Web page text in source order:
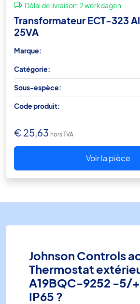
Délai de livraison:2 werkdagen
Transformateur ECT-323
25VA
Marque:
Catégorie:
Sous-espèce:
Code produit:
€ 25,63 hors TVA
Voir la pièce
Johnson Controls
Thermostat
A19BQC-9252 -5/
IP65 ?